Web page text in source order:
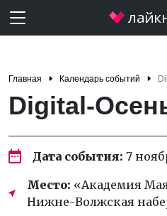
Главная Календарь событий
Digital-
Дата события: 7
Место: «Академия
Нижне-Волжская